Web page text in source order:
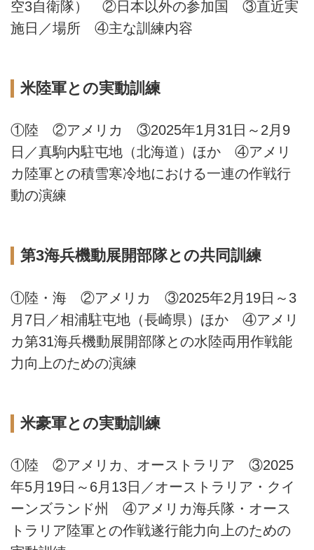
空3自衛隊） ②日本以外の参加国 ③直近実
施日／場所 ④主な訓練内容
米陸軍との実動訓練
①陸 ②アメリカ ③2025年1月31日～2月9
日／真駒内駐屯地（北海道）ほか ④アメリ
カ陸軍との積雪寒冷地における一連の作戦行
動の演練
第3海兵機動展開部隊との共同訓練
①陸・海 ②アメリカ ③2025年2月19日～3
月7日／相浦駐屯地（長崎県）ほか ④アメリ
カ第31海兵機動展開部隊との水陸両用作戦能
力向上のための演練
米豪軍との実動訓練
①陸 ②アメリカ、オーストラリア ③2025
年5月19日～6月13日／オーストラリア・クイ
ーンズランド州 ④アメリカ海兵隊・オース
トラリア陸軍との作戦遂行能力向上のための